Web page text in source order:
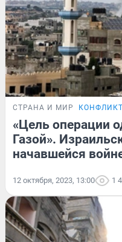
СТРАНА И МИР
«Цель операции
Газой».
начавшейся
12 октября, 2023, 13:00 1